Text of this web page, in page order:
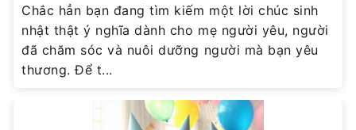
Chắc hẳn bạn đang tìm kiếm một lời chúc sinh
nhật thật ý nghĩa dành cho mẹ người yêu, người
đã chăm sóc và nuôi dưỡng người mà bạn yêu
thương. Để t...